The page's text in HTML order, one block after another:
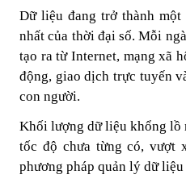
Dữ liệu đang trở thành
nhất của thời đại số. Mỗi
tạo ra từ Internet, mạng xã
động, giao dịch trực tuyến
con người.
Khối lượng dữ liệu khổng lồ
tốc độ chưa từng có, vượt
phương pháp quản lý dữ